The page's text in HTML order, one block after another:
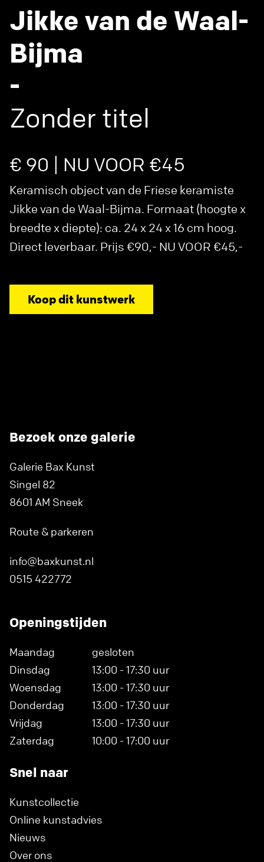
Jikke van de Waal-
Bijma
-
Zonder titel
€ 90 | NU VOOR €45
Keramisch object van de Friese keramiste
Jikke van de Waal-Bijma. Formaat (hoogte x
breedte x diepte): ca. 24 x 24 x 16 cm hoog.
Direct leverbaar. Prijs €90,- NU VOOR €45,-
Koop dit kunstwerk
Bezoek onze galerie
Galerie Bax Kunst
Singel 82
8601 AM Sneek
Route & parkeren
info@baxkunst.nl
0515 422772
Openingstijden
Maandag
gesloten
Dinsdag
13:00 - 17:30 uur
Woensdag
13:00 - 17:30 uur
Donderdag
13:00 - 17:30 uur
Vrijdag
13:00 - 17:30 uur
Zaterdag
10:00 - 17:00 uur
Snel naar
Kunstcollectie
Online kunstadvies
Nieuws
Over ons